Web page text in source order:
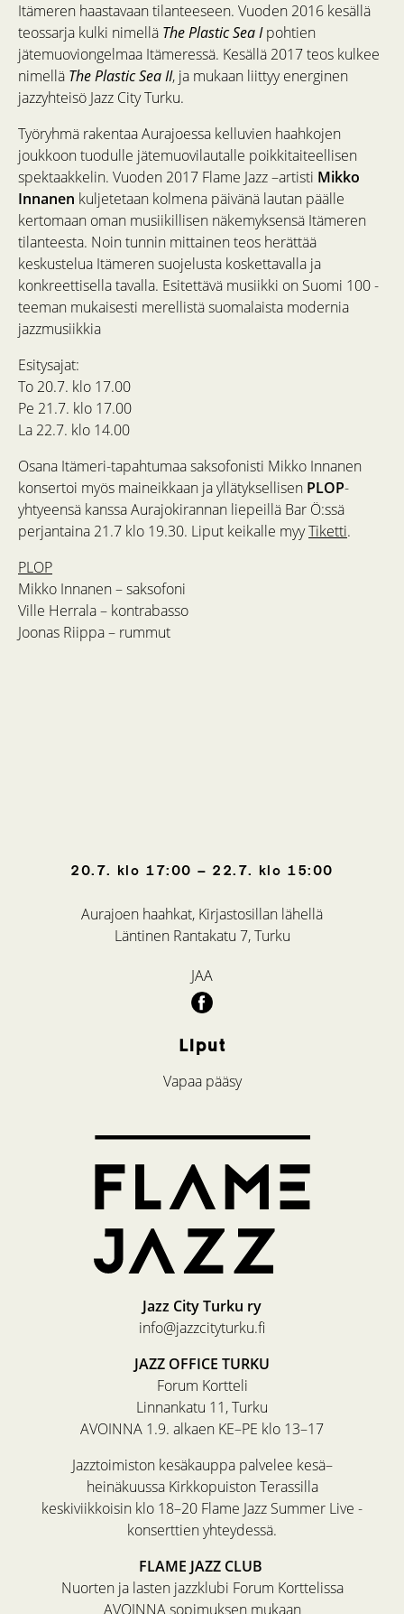
20.7. klo 17:00 – 22.7. klo 15:00
Aurajoen haahkat, Kirjastosillan lähellä
Läntinen Rantakatu 7, Turku
JAA
Liput
Vapaa pääsy
Itämeren haastavaan tilanteeseen. Vuoden 2016 kesällä
teossarja kulki nimellä The Plastic Sea Ipohtien
jätemuoviongelmaa Itämeressä. Kesällä 2017 teos kulkee
nimellä The Plastic Sea II, ja mukaan liittyy energinen
jazzyhteisö Jazz City Turku.
Työryhmä rakentaa Aurajoessa kelluvien haahkojen
joukkoon tuodulle jätemuovilautalle poikkitaiteellisen
spektaakkelin. Vuoden 2017 Flame Jazz –artisti Mikko
Innanen kuljetetaan kolmena päivänä lautan päälle
kertomaan oman musiikillisen näkemyksensä Itämeren
tilanteesta. Noin tunnin mittainen teos herättää
keskustelua Itämeren suojelusta koskettavalla ja
konkreettisella tavalla. Esitettävä musiikki on Suomi 100 -
teeman mukaisesti merellistä suomalaista modernia
jazzmusiikkia
Esitysajat:
To 20.7. klo 17.00
Pe 21.7. klo 17.00
La 22.7. klo 14.00
Osana Itämeri-tapahtumaa saksofonisti Mikko Innanen
konsertoi myös maineikkaan ja yllätyksellisen PLOP-
yhtyeensä kanssa Aurajokirannan liepeillä Bar Ö:ssä
perjantaina 21.7 klo 19.30. Liput keikalle myyTiketti.
PLOP
Mikko Innanen – saksofoni
Ville Herrala – kontrabasso
Joonas Riippa – rummut
Jazz City Turku ry
info@jazzcityturku.fi
JAZZ OFFICE TURKU
Forum Kortteli
Linnankatu 11, Turku
AVOINNA 1.9. alkaen KE–PE klo 13–17
Jazztoimiston kesäkauppa palvelee kesä–
heinäkuussa Kirkkopuiston Terassilla
keskiviikkoisin klo 18–20 Flame Jazz Summer Live -
konserttien yhteydessä.
FLAME JAZZ CLUB
Nuorten ja lasten jazzklubi Forum Korttelissa
AVOINNA sopimuksen mukaan